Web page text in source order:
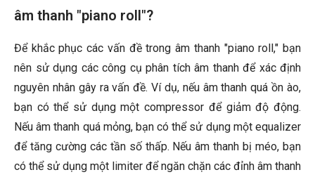
âm thanh "piano roll"?
Để khắc phục các vấn đề trong âm thanh "piano roll," bạn
nên sử dụng các công cụ phân tích âm thanh để xác định
nguyên nhân gây ra vấn đề. Ví dụ, nếu âm thanh quá ồn ào,
bạn có thể sử dụng một compressor để giảm độ động.
Nếu âm thanh quá mỏng, bạn có thể sử dụng một equalizer
để tăng cường các tần số thấp. Nếu âm thanh bị méo, bạn
có thể sử dụng một limiter để ngăn chặn các đỉnh âm thanh